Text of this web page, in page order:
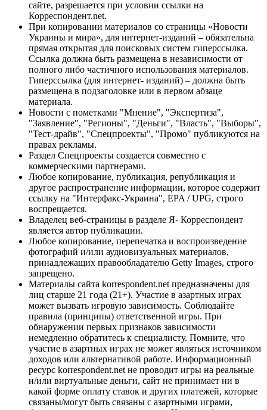
сайте, разрешается при условии ссылки на
Корреспондент.net.
При копировании материалов со страницы «Новости
Украины и мира», для интернет-изданий – обязательна
прямая открытая для поисковых систем гиперссылка.
Ссылка должна быть размещена в независимости от
полного либо частичного использования материалов.
Гиперссылка (для интернет- изданий) – должна быть
размещена в подзаголовке или в первом абзаце
материала.
Новости с пометками "Мнение", "Экспертиза",
"Заявление", "Регионы", "Деньги", "Власть", "Выборы",
"Тест-драйв", "Спецпроекты", "Промо" публикуются на
правах рекламы.
Раздел Спецпроекты создается совместно с
коммерческими партнерами.
Любое копирование, публикация, републикация и
другое распространение информации, которое содержит
ссылку на "Интерфакс-Украина", EPA / UPG, строго
воспрещается.
Владелец веб-страницы в разделе Я- Корреспондент
является автор публикации.
Любое копирование, перепечатка и воспроизведение
фотографий и/или аудиовизуальных материалов,
принадлежащих правообладателю Getty Images, строго
запрещено.
Материалы сайта korrespondent.net предназначены для
лиц старше 21 года (21+). Участие в азартных играх
может вызвать игровую зависимость. Соблюдайте
правила (принципы) ответственной игры. При
обнаружении первых признаков зависимости
немедленно обратитесь к специалисту. Помните, что
участие в азартных играх не может являться источником
доходов или альтернативой работе. Информационный
ресурс korrespondent.net не проводит игры на реальные
и/или виртуальные деньги, сайт не принимает ни в
какой форме оплату ставок и других платежей, которые
связаны/могут быть связаны с азартными играми,